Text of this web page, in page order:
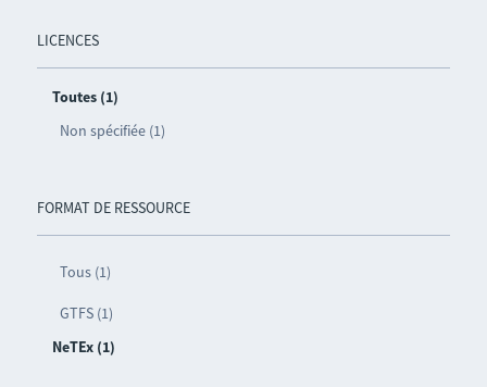
LICENCES
Toutes (1)
Non spécifiée (1)
FORMAT DE RESSOURCE
Tous (1)
GTFS (1)
NeTEx (1)